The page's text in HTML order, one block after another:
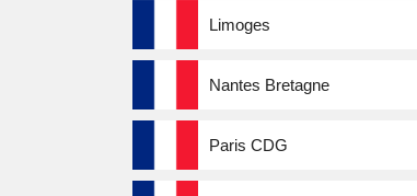
Limoges
Nantes Bretagne
Paris CDG